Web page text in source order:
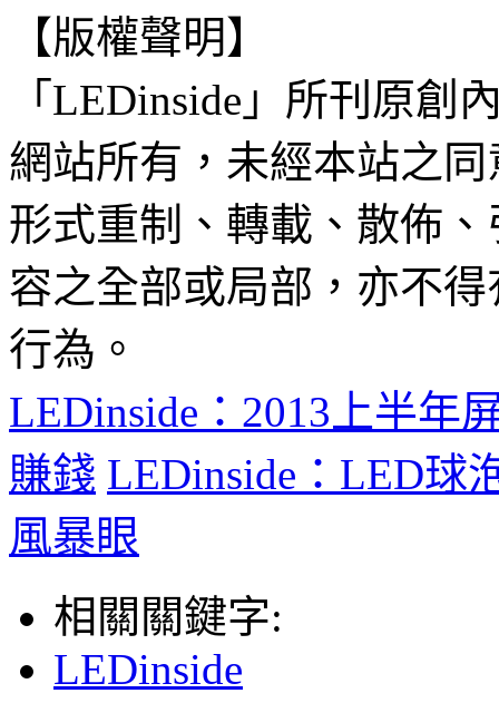
【版權聲明】
「LEDinside」所刊原創
網站所有，未經本站之
形式重制、轉載、散佈
容之全部或局部，亦不
行為。
LEDinside：2013上半年
賺錢 LEDinside：LED球
風暴眼
相關關鍵字:
LEDinside